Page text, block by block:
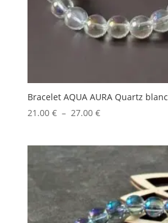
Bracelet AQUA AURA Quartz blanc
21.00 € – 27.00 €Plage